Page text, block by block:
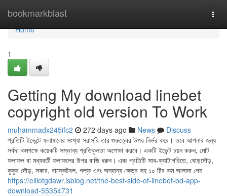
bookmarkblast
Home
Home
1
Getting My download linebet
copyright old version To Work
muhammadx245ifc2 272 days ago News
Discuss
প্রতিটি ইভেন্টে ফলাফলের সংখ্যা সরাসরি তার গুরুত্বের উপর নির্ভর করে। তবে আপনার জন্য
সর্বদা কমপক্ষে কয়েকটি সম্ভাব্য প্রতিকূলতা অপেক্ষা করবে। একটি ইভেন্ট চয়ন করুন, মোট
ফলাফল বা মধ্যবর্তী ফলাফলের উপর বাজি ধরুন। এবং প্রতিটি সাব-ক্যাটাগরিতে, ঘোড়দৌড়,
কুকুর দৌড়, সকার, বাস্কেটবল, গল্ফ এবং অন্যান্য ক্ষেত্র সহ ১০ টির কম আলাদা গেম
https://elliotgdawr.isblog.net/the-best-side-of-linebet-bd-app-
download-55354731